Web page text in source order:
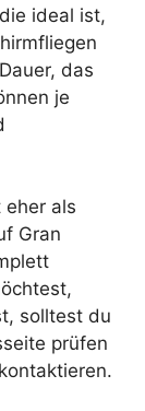
ideal ist,
das
je
eher als
Gran
solltest du
prüfen